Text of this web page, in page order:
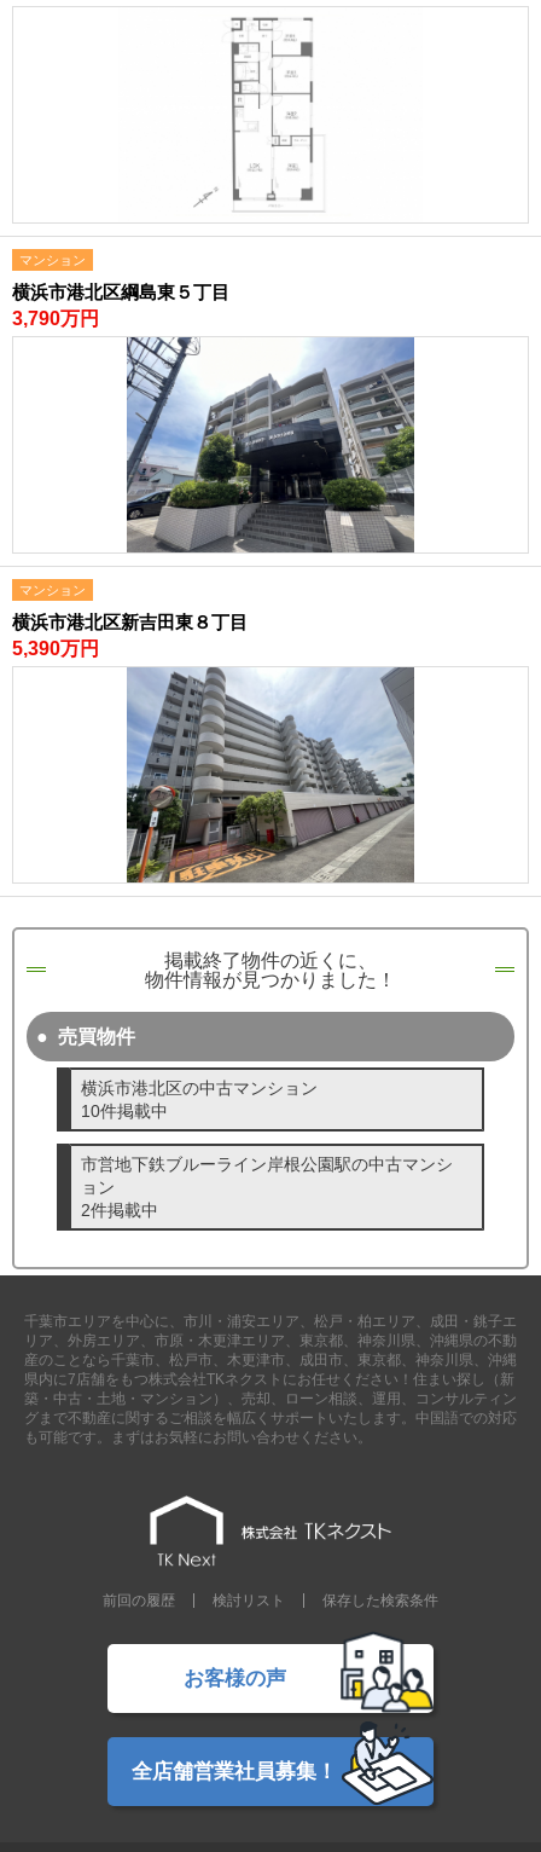
マンション
横浜市港北区綱島東５丁目
3,790万円
マンション
横浜市港北区新吉田東８丁目
5,390万円
掲載終了物件の近くに、
物件情報が見つかりました！
売買物件
横浜市港北区の中古マンション
10件掲載中
市営地下鉄ブルーライン岸根公園駅の中古マンシ
ョン
2件掲載中
千葉市エリアを中心に、市川・浦安エリア、松戸・柏エリア、成田・銚子エ
リア、外房エリア、市原・木更津エリア、東京都、神奈川県、沖縄県の不動
産のことなら千葉市、松戸市、木更津市、成田市、東京都、神奈川県、沖縄
県内に7店舗をもつ株式会社TKネクストにお任せください！住まい探し（新
築・中古・土地・マンション）、売却、ローン相談、運用、コンサルティン
グまで不動産に関するご相談を幅広くサポートいたします。中国語での対応
も可能です。まずはお気軽にお問い合わせください。
前回の履歴 検討リスト 保存した検索条件
お客様の声
全店舗営業社員募集！
サイトマップ
エリアから探す
路線から探す
中古一戸建
エリアから探す
路線から探す
エリアから物件検索
松戸･柏方面エリア
松戸･柏方面エリアの新築一戸建
松戸･柏方面エリアの中古一戸建
松戸･柏方面エリアのマンション
松戸･柏方面エリアの土地
成田･銚子方面エリア
成田･銚子方面エリアの新築一戸建
成田･銚子方面エリアの中古一戸建
成田･銚子方面エリアのマンション
成田･銚子方面エリアの土地
四街道･佐倉･八千代方面エリア
四街道･佐倉･八千代方面エリアの新築一戸建
四街道･佐倉･八千代方面エリアの中古一戸建
四街道･佐倉･八千代方面エリアの土地
船橋･市川･浦安方面エリア
船橋･市川･浦安方面エリアの新築一戸建
船橋･市川･浦安方面エリアの中古一戸建
船橋･市川･浦安方面エリアの土地
千葉市エリア
千葉市エリアの新築一戸建
千葉市エリアのマンション
外房エリア
外房エリアの新築一戸建
外房エリアの中古一戸建
外房エリアのマンション
外房エリアの土地
内房エリアの新築一戸建
内房エリアのマンション
東京全域エリア
東京全域エリアのマンション
神奈川全域エリア
神奈川全域エリアの新築一戸建